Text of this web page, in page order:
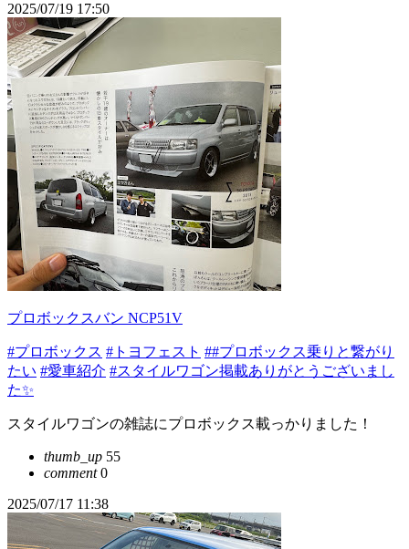
2025/07/19 17:50
プロボックスバン NCP51V
#プロボックス #トヨフェスト ##プロボックス乗りと繋がり
たい #愛車紹介 #スタイルワゴン掲載ありがとうございまし
た✨
スタイルワゴンの雑誌にプロボックス載っかりました！
thumb_up 55
comment0
2025/07/17 11:38